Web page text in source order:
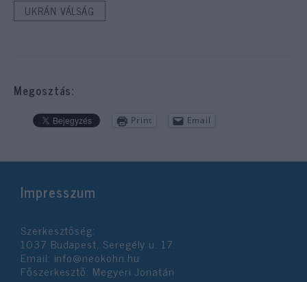
UKRÁN VÁLSÁG
Megosztás:
Print Email
Impresszum
Szerkesztőség:
1037 Budapest, Seregély u. 17.
Email: info@neokohn.hu
Főszerkesztő: Megyeri Jonatán